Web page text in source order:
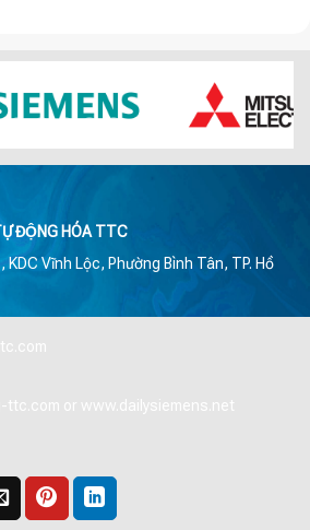
ĐỘNG HÓA TTC
Vĩnh Lộc, Phường Bình Tân, TP. Hồ
or www.dailysiemens.net